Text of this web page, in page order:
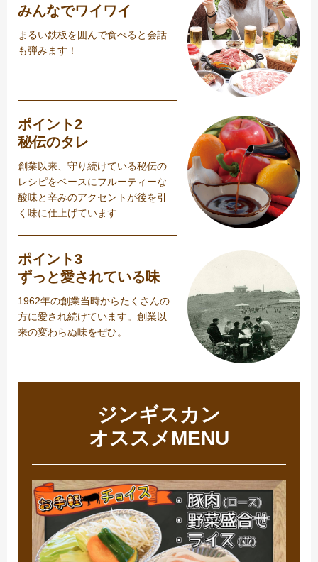
みんなでワイワイ
まるい鉄板を囲んで食べると会話
も弾みます！
ポイント2
秘伝のタレ
創業以来、守り続けている秘伝の
レシピをベースにフルーティーな
酸味と辛みのアクセントが後を引
く味に仕上げています
ポイント3
ずっと愛されている味
1962年の創業当時からたくさんの
方に愛され続けています。創業以
来の変わらぬ味をぜひ。
ジンギスカン
オススメMENU